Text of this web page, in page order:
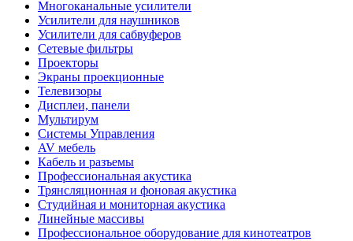
Многоканальные усилители
Усилители для наушников
Усилители для сабвуферов
Сетевые фильтры
Проекторы
Экраны проекционные
Телевизоры
Дисплеи, панели
Мультирум
Системы Управления
AV мебель
Кабель и разъемы
Профессиональная акустика
Трянсляционная и фоновая акустика
Студийная и мониторная акустика
Линейные массивы
Профессиональное оборудование для кинотеатров